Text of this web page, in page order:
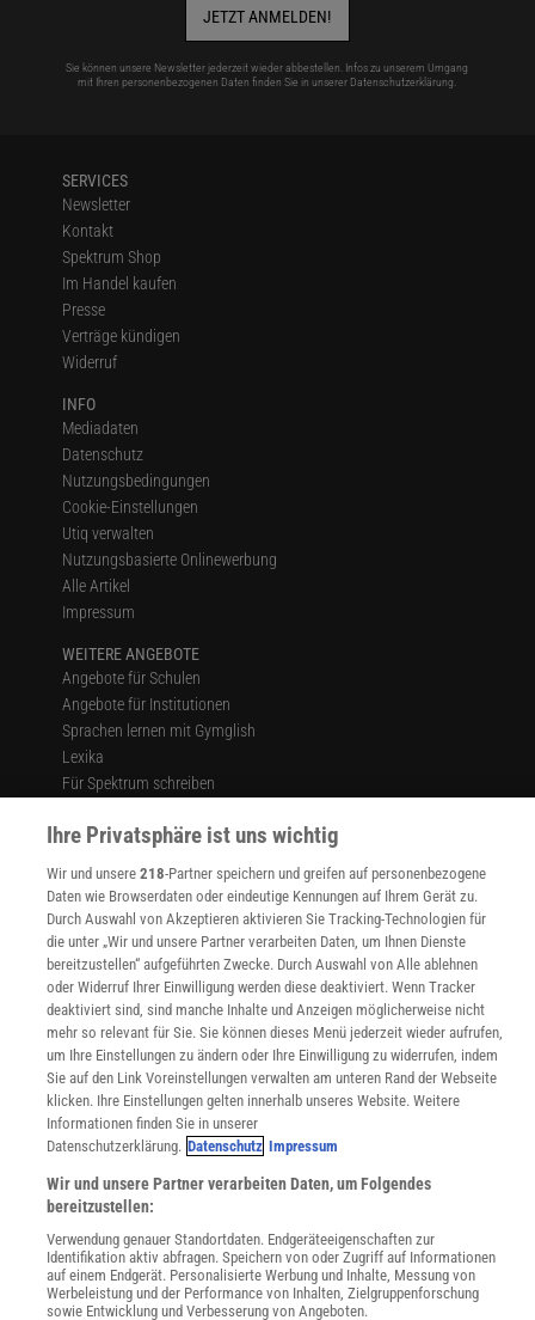
JETZT ANMELDEN!
Sie können unsere Newsletter jederzeit wieder abbestellen. Infos zu unserem Umgang
mit Ihren personenbezogenen Daten finden Sie in unserer Datenschutzerklärung.
SERVICES
Newsletter
Kontakt
Spektrum Shop
Im Handel kaufen
Presse
Verträge kündigen
Widerruf
INFO
Mediadaten
Datenschutz
Nutzungsbedingungen
Cookie-Einstellungen
Utiq verwalten
Nutzungsbasierte Onlinewerbung
Alle Artikel
Impressum
WEITERE ANGEBOTE
Angebote für Schulen
Angebote für Institutionen
Sprachen lernen mit Gymglish
Lexika
Für Spektrum schreiben
KielSCN
Wissenschaft in die Schulen
SciLogs
Uns finden Sie auch hier:
Ihre Privatsphäre ist uns wichtig
Wir und unsere218-Partner speichern und greifen auf personenbezogene
Daten wie Browserdaten oder eindeutige Kennungen auf Ihrem Gerät zu.
Durch Auswahl von Akzeptieren aktivieren Sie Tracking-Technologien für
die unter „Wir und unsere Partner verarbeiten Daten, um Ihnen Dienste
bereitzustellen“ aufgeführten Zwecke. Durch Auswahl von Alle ablehnen
oder Widerruf Ihrer Einwilligung werden diese deaktiviert. Wenn Tracker
deaktiviert sind, sind manche Inhalte und Anzeigen möglicherweise nicht
mehr so relevant für Sie. Sie können dieses Menü jederzeit wieder aufrufen,
um Ihre Einstellungen zu ändern oder Ihre Einwilligung zu widerrufen, indem
Sie auf den Link Voreinstellungen verwalten am unteren Rand der Webseite
klicken. Ihre Einstellungen gelten innerhalb unseres Website. Weitere
Informationen finden Sie in unserer
Datenschutzerklärung. Datenschutz Impressum
Wir und unsere Partner verarbeiten Daten, um Folgendes
bereitzustellen:
Verwendung genauer Standortdaten. Endgeräteeigenschaften zur
Identifikation aktiv abfragen. Speichern von oder Zugriff auf Informationen
auf einem Endgerät. Personalisierte Werbung und Inhalte, Messung von
Werbeleistung und der Performance von Inhalten, Zielgruppenforschung
sowie Entwicklung und Verbesserung von Angeboten.